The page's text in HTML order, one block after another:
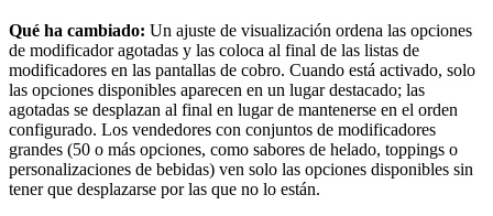
Estudios de tatuaje y piercings
Descubrir
Vista general
Tipos
Hogar y reparación
Qué ha cambiado: Un ajuste de visualización ordena las opciones
de modificador agotadas y las coloca al final de las listas de
modificadores en las pantallas de cobro. Cuando está activado, solo
las opciones disponibles aparecen en un lugar destacado; las
agotadas se desplazan al final en lugar de mantenerse en el orden
configurado. Los vendedores con conjuntos de modificadores
grandes (50 o más opciones, como sabores de helado, toppings o
personalizaciones de bebidas) ven solo las opciones disponibles sin
tener que desplazarse por las que no lo están.